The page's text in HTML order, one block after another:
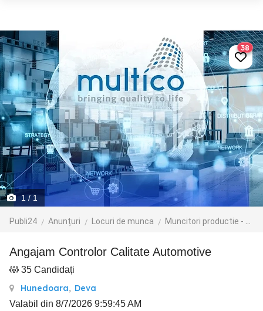
1 / 1
Publi24 Anunțuri Locuri de munca Muncitori productie - depozit - logistica
38
Angajam Controlor Calitate Automotive
35 Candidați
Hunedoara, Deva
Valabil din 8/7/2026 9:59:45 AM